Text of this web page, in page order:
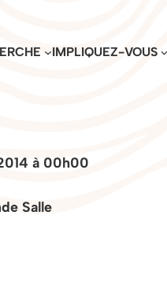
IMPLIQUEZ-VOUS
à 00h00
Salle